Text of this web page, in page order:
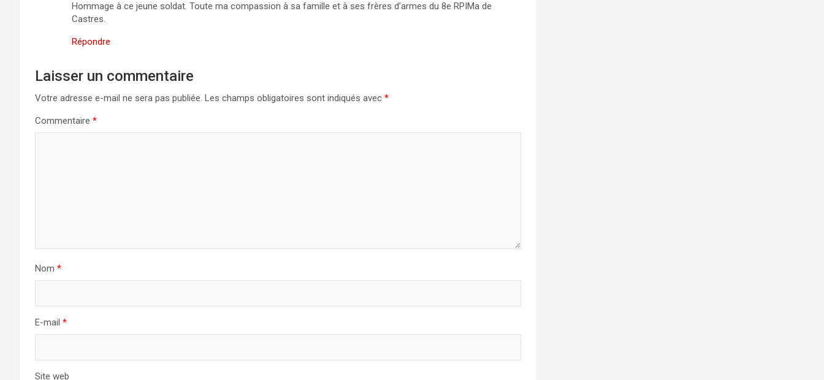
Hommage à ce jeune soldat. Toute ma compassion à sa famille et à ses frères d’armes du 8e RPIMa de
Castres.
Répondre
Laisser un commentaire
Votre adresse e-mail ne sera pas publiée. Les champs obligatoires sont indiqués avec *
Commentaire *
Nom *
E-mail *
Site web